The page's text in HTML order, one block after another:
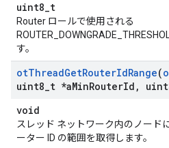
uint8_t
Router ロールで使用される
す。
otThreadGetRouterIdRange(
uint8 t *aMinRouterId ,
void
スレッド ネットワーク内のノード
ーター ID の範囲を取得します。